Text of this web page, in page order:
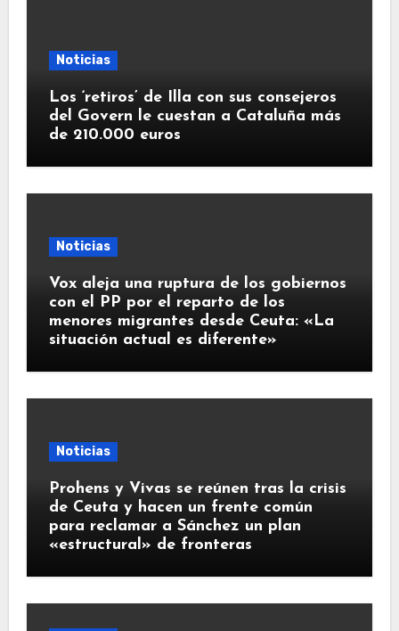
Noticias
Los ‘retiros’ de Illa con sus consejeros
del Govern le cuestan a Cataluña más
de 210.000 euros
Noticias
Vox aleja una ruptura de los gobiernos
con el PP por el reparto de los
menores migrantes desde Ceuta: «La
situación actual es diferente»
Noticias
Prohens y Vivas se reúnen tras la crisis
de Ceuta y hacen un frente común
para reclamar a Sánchez un plan
«estructural» de fronteras